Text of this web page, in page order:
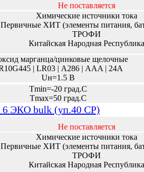
Не поставляется
Химические источники тока
Первичные ХИТ (элементы питания,
ТРОФИ
Китайская Народная Республика
марганца/цинковые щелочные
| LR03 | А286 | AAA | 24A
Uн=1.5 В
Tmin=-20 град.С
Tmax=50 град.С
ЭКО bulk (уп.40 CP)
Не поставляется
Химические источники тока
Первичные ХИТ (элементы питания,
ТРОФИ
Китайская Народная Республика